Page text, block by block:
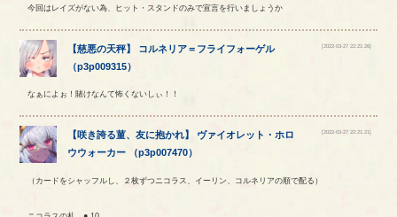
今回はレイズがない為、ヒット・スタンドのみで宣言を行いましょうか
【慈悪の天秤】 コルネリア＝ フライフォーゲル
（p3p009315）
[2022-03-27 22:21:26]
なぁによぉ！賭けなんて怖くないしぃ！！
【咲き誇る菫、友に抱かれ】 ヴァイオレット ・ホロ
ウウォーカー （p3p007470）
[2022-03-27 22:21:21]
（カードをシャッフルし、２枚ずつニコラス、イーリン、コルネリアの順で配る）